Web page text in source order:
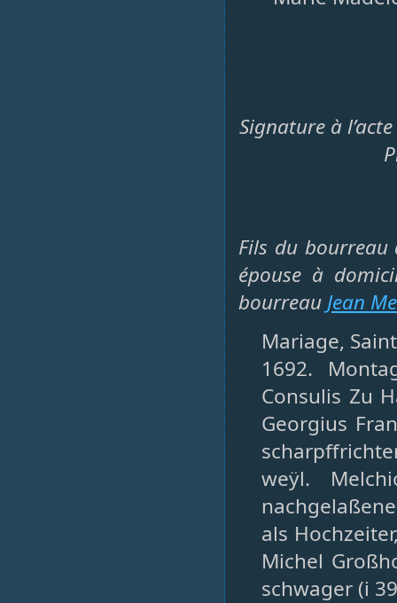
Signature à
Fils du bourreau
épouse à
bourreau Jean
Mariage,
1692.
Consulis Zu
Georgius
weÿl.
als
Michel
schwager (i